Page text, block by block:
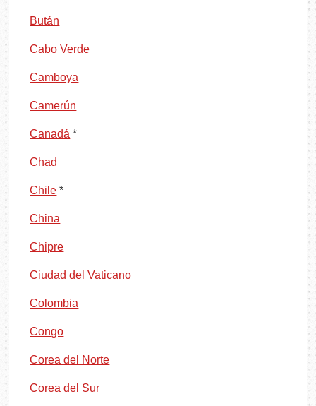
Bután
Cabo Verde
Camboya
Camerún
Canadá *
Chad
Chile *
China
Chipre
Ciudad del Vaticano
Colombia
Congo
Corea del Norte
Corea del Sur